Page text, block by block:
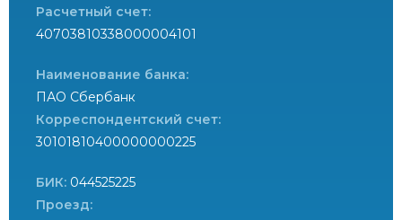
Расчетный счет:
40703810338000004101
Наименование банка:
ПАО Сбербанк
Корреспондентский счет:
30101810400000000225
БИК: 044525225
Проезд: